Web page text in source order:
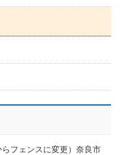
フェンスに変更）奈良市